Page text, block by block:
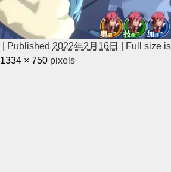
Published 2022年2月16日
Full size is
1334 × 750 pixels